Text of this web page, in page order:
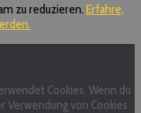
zu reduzieren. Erfahre,
Cookies. Wenn du
von Cookies